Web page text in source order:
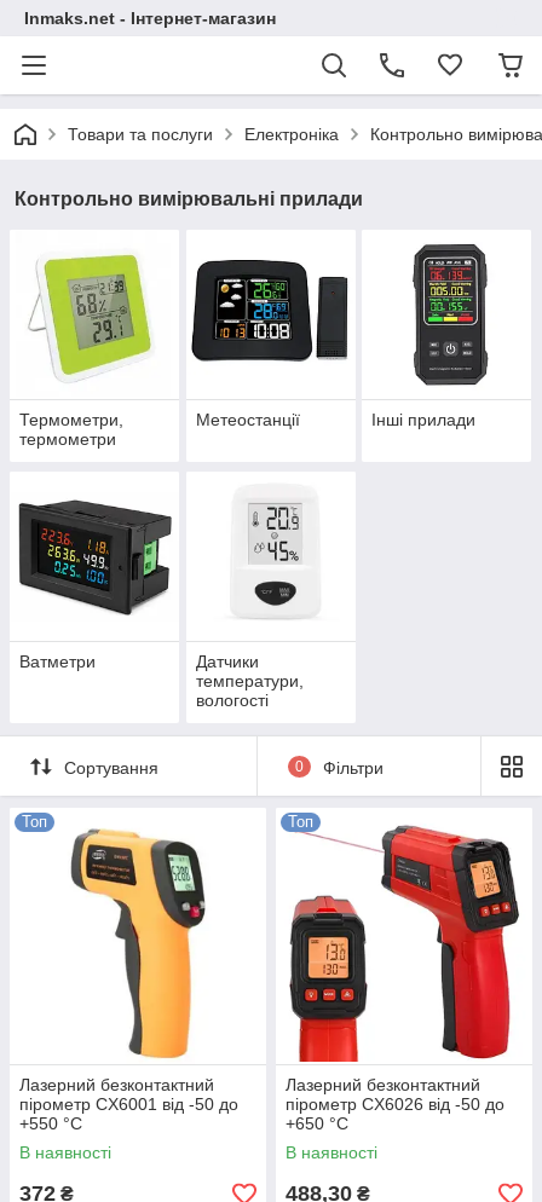
Inmaks.net - Інтернет-магазин
Товари та послуги Електроніка Контрольно
Контрольно вимірювальні прилади
Термометри,
термометри
Метеостанції Інші прилади
Ватметри
Датчики
температури,
вологості
Сортування 0 Фільтри
Топ
Лазерний безконтактний
пірометр CX6001 від -50 до
+550 °C
В наявності
372 ₴
Топ
Лазерний безконтактний
пірометр CX6026 від -50 до
+650 °C
В наявності
488,30 ₴